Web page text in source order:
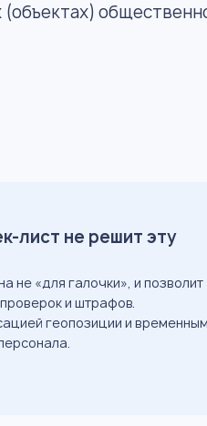
лист не решит эту
не «для галочки», и позволит
и штрафов.
геопозиции и